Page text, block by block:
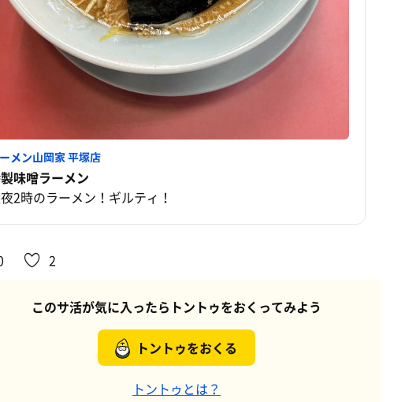
メン山岡家 平塚店
味噌ラーメン
2時のラーメン！ギルティ！
2
このサ活が気に入ったらトントゥをおくってみよう
トントゥをおくる
トントゥとは？